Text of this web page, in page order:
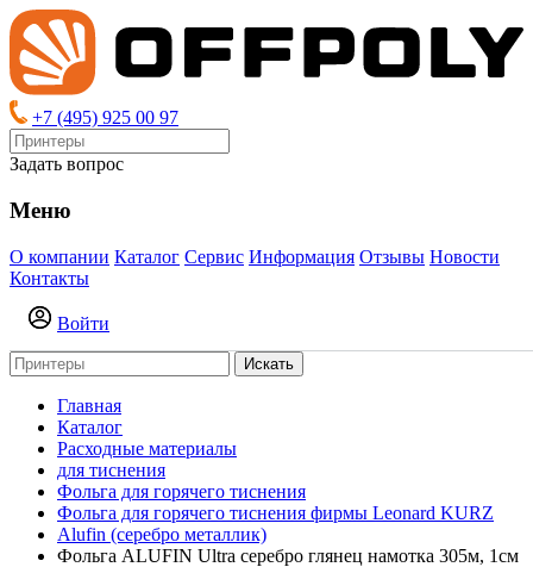
+7 (495) 925 00 97
Задать вопрос
Меню
О компании Каталог Сервис Информация Отзывы Новости
Контакты
Войти
Искать
Главная
Каталог
Расходные материалы
для тиснения
Фольга для горячего тиснения
Фольга для горячего тиснения фирмы Leonard KURZ
Alufin (серебро металлик)
Фольга ALUFIN Ultra серебро глянец намотка 305м, 1см